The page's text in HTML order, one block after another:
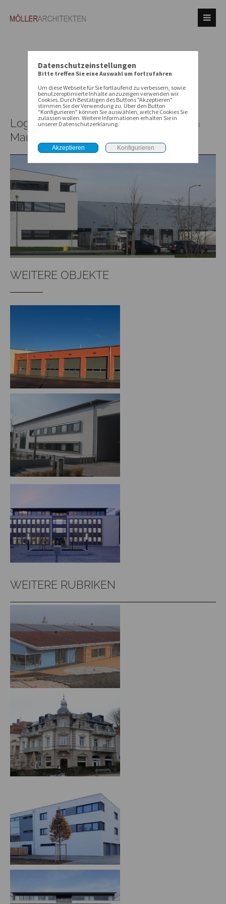
Logistikzentrum und Verwaltung "Am
Martinszehnten" Frankfurt am Main
WEITERE OBJEKTE
WEITERE RUBRIKEN
Datenschutzeinstellungen
Bitte treffen Sie eine Auswahl um fortzufahren
Um diese Webseite für Sie fortlaufend zu verbessern, sowie
benutzeroptimierte Inhalte anzuzeigen verwenden wir
Cookies. Durch Bestätigen des Buttons "Akzeptieren"
stimmen Sie der Verwendung zu. Über den Button
"Konfigurieren" können Sie auswählen, welche Cookies Sie
zulassen wollen. Weitere Informationen erhalten Sie in
unserer Datenschutzerklärung.